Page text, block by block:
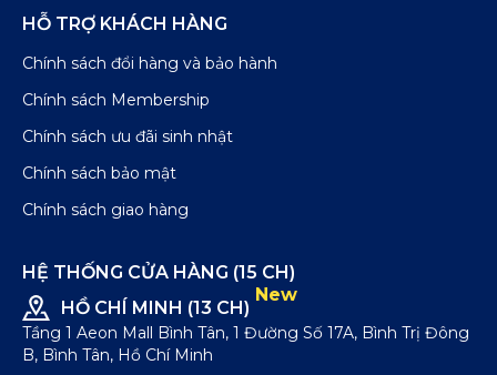
HỖ TRỢ KHÁCH HÀNG
Chính sách đổi hàng và bảo hành
Chính sách Membership
Chính sách ưu đãi sinh nhật
Chính sách bảo mật
Chính sách giao hàng
HỆ THỐNG CỬA HÀNG (15 CH)
HỒ CHÍ MINH (13 CH)
New
Tầng 1 Aeon Mall Bình Tân, 1 Đường Số 17A, Bình Trị Đông
B, Bình Tân, Hồ Chí Minh